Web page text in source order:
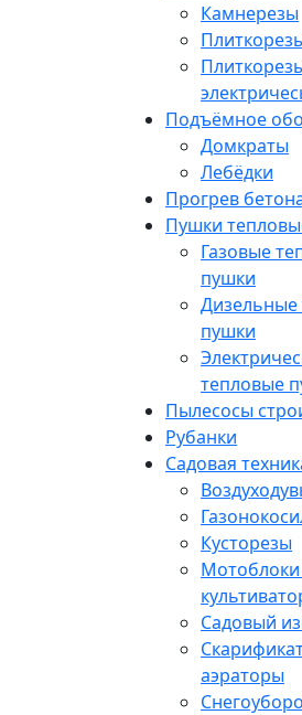
Камнерезы
Подъёмное
Домкраты
Лебёдки
Прогрев
Пушки
Газовые
пушки
Дизельные
пушки
тепловые
Пылесосы
Рубанки
Садовая
Кусторезы
Садовый
аэраторы